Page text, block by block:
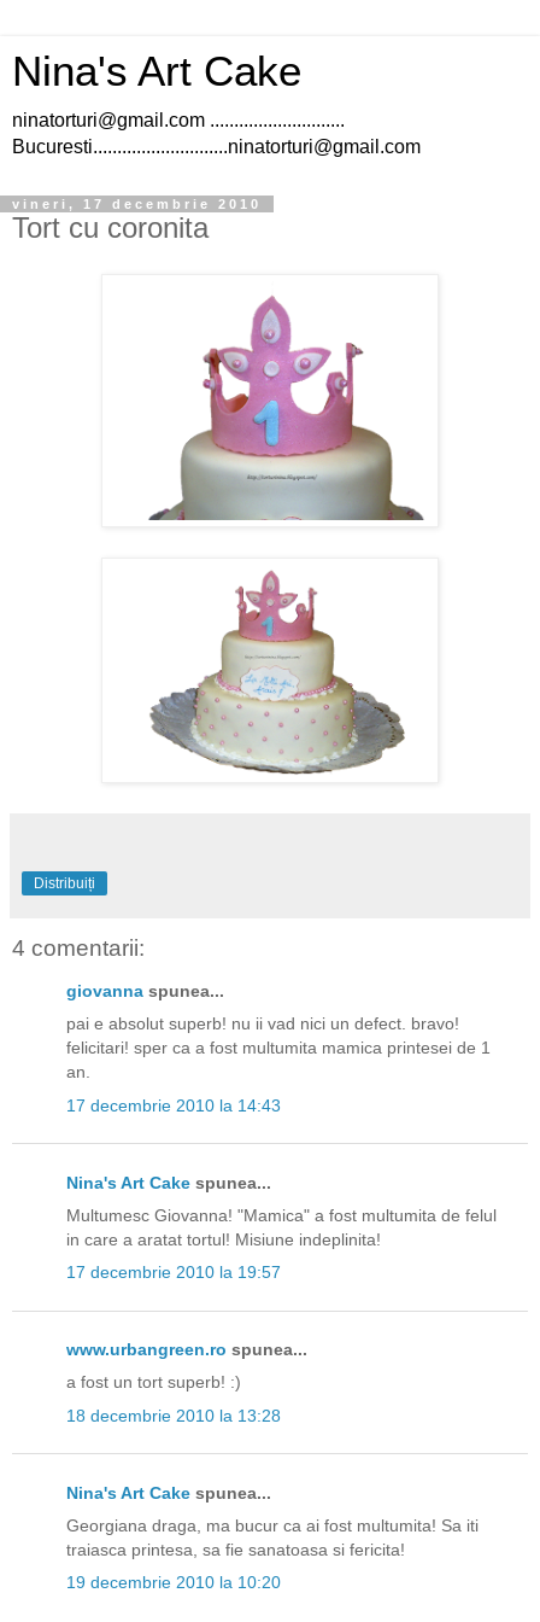
Nina's Art Cake
ninatorturi@gmail.com ............................
Bucuresti............................ninatorturi@gmail.com
vineri, 17 decembrie 2010
Tort cu coronita
Distribuiți
4 comentarii:
giovanna spunea...
pai e absolut superb! nu ii vad nici un defect. bravo!
felicitari! sper ca a fost multumita mamica printesei de 1
an.
17 decembrie 2010 la 14:43
Nina's Art Cake spunea...
Multumesc Giovanna! "Mamica" a fost multumita de felul
in care a aratat tortul! Misiune indeplinita!
17 decembrie 2010 la 19:57
www.urbangreen.ro spunea...
a fost un tort superb! :)
18 decembrie 2010 la 13:28
Nina's Art Cake spunea...
Georgiana draga, ma bucur ca ai fost multumita! Sa iti
traiasca printesa, sa fie sanatoasa si fericita!
19 decembrie 2010 la 10:20